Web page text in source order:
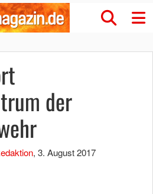
der
, 3. August 2017